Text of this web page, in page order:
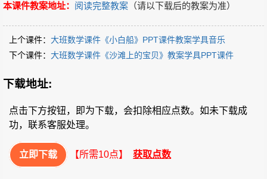
本课件教案地址： 阅读完整教案 （请以下载后的教案为准）
上个课件： 大班数学课件《小白船》PPT课件教案学具音乐
下个课件： 大班数学课件《沙滩上的宝贝》教案学具PPT课件
下载地址:
点击下方按钮，即为下载，会扣除相应点数。如未下载成
功，联系客服处理。
立即下载 【所需10点】 获取点数